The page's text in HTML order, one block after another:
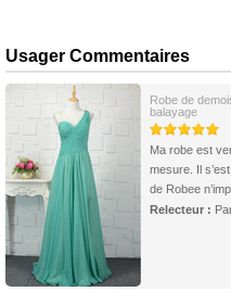
Usager Commentaires
Robe de
balayage
Ma robe est
mesure. Il
de Robee
Relecteur :